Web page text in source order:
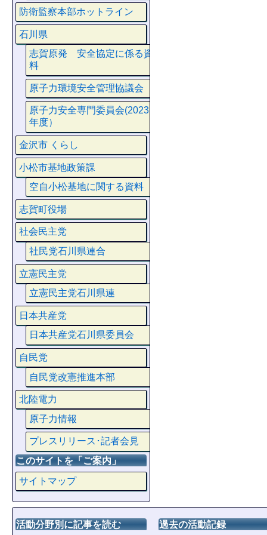
防衛監察本部ホットライン
石川県
志賀原発 安全協定に係る資
料
原子力環境安全管理協議会
原子力安全専門委員会(2023
年度）
金沢市 くらし
小松市基地政策課
空自小松基地に関する資料
志賀町役場
社会民主党
社民党石川県連合
立憲民主党
立憲民主党石川県連
日本共産党
日本共産党石川県委員会
自民党
自民党改憲推進本部
北陸電力
原子力情報
プレスリリース･記者会見
このサイトを「ご案内」
サイトマップ
活動分野別に記事を読む 過去の活動記録